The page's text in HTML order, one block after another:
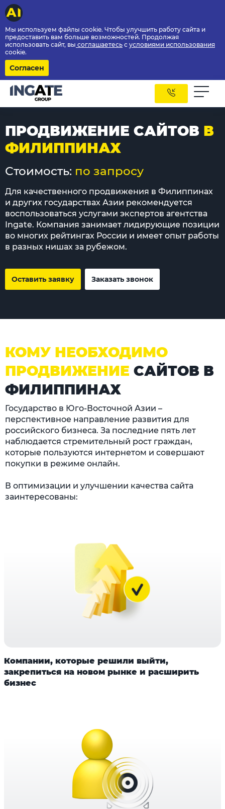
Мы используем файлы cookie. Чтобы улучшить работу сайта и
предоставить вам больше возможностей. Продолжая
использовать сайт, вы соглашаетесь с условиями использования
cookie.
Согласен
ПРОДВИЖЕНИЕ САЙТОВ В
ФИЛИППИНАХ
Стоимость: по запросу
Для качественного продвижения в Филиппинах
и других государствах Азии рекомендуется
воспользоваться услугами экспертов агентства
Ingate. Компания занимает лидирующие позиции
во многих рейтингах России и имеет опыт работы
в разных нишах за рубежом.
Оставить заявку Заказать звонок
КОМУ НЕОБХОДИМО
ПРОДВИЖЕНИЕ САЙТОВ В
ФИЛИППИНАХ
Государство в Юго-Восточной Азии –
перспективное направление развития для
российского бизнеса. За последние пять лет
наблюдается стремительный рост граждан,
которые пользуются интернетом и совершают
покупки в режиме онлайн.
В оптимизации и улучшении качества сайта
заинтересованы:
Компании, которые решили выйти,
закрепиться на новом рынке и расширить
бизнес